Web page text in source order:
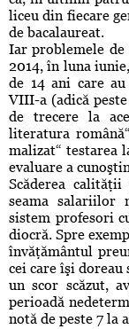
liceu din fiecare
de bacalaureat.
Iar problemele
2014, în luna
de 14 ani care
VIII-a (adică
de trecere la
literatura
malizat“ testarea
evaluare a
Scăderea
seama salariilor
sistem profesori
diocră. Spre
învăţământul
cei care îşi doreau
un scor scăzut,
perioadă
notă de peste 7 la